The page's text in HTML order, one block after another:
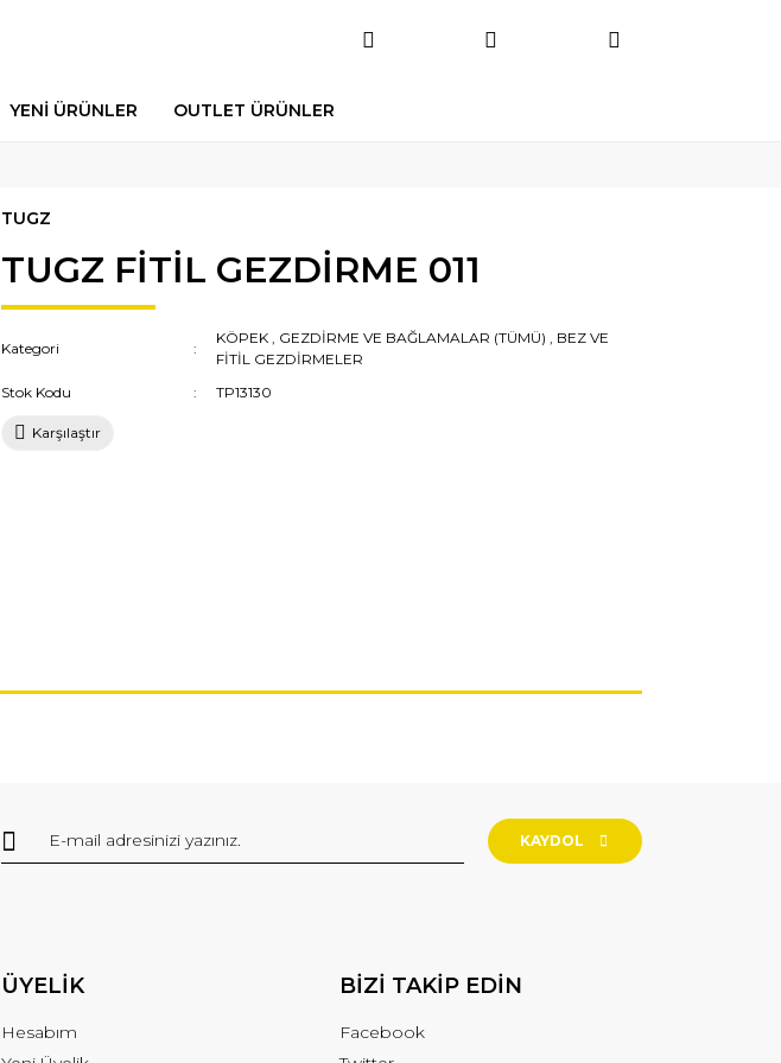
YENİ ÜRÜNLER OUTLET ÜRÜNLER
TUGZ
TUGZ FİTİL GEZDİRME 011
Kategori
KÖPEK , GEZDİRME VE BAĞLAMALAR (TÜMÜ) , BEZ VE
FİTİL GEZDİRMELER
Stok Kodu
TP13130
Karşılaştır
KAYDOL
ÜYELİK
Hesabım
BİZİ TAKİP EDİN
Facebook